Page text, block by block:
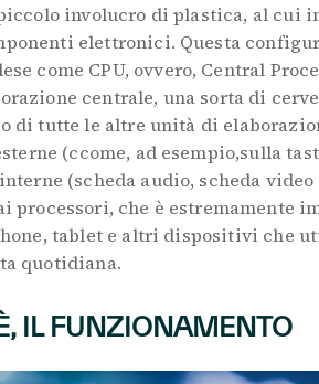
involucro di plastica, al cui
elettronici. Questa
come CPU, ovvero, Central
centrale, una sorta di
di tutte le altre unità di
(ccome, ad esempio,sulla
(scheda audio, scheda video
processori, che è estremamente
tablet e altri dispositivi che
quotidiana.
IL FUNZIONAMENTO